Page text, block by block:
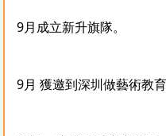
9月成立新升旗隊。
9月 獲邀到深圳做藝術教